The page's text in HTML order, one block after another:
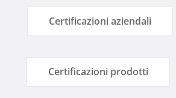
Certificazioni aziendali
Certificazioni prodotti